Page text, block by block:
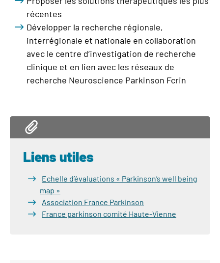
récentes
Développer la recherche régionale,
interrégionale et nationale en collaboration
avec le centre d’investigation de recherche
clinique et en lien avec les réseaux de
recherche Neuroscience Parkinson Fcrin
Liens utiles
Echelle d’évaluations « Parkinson’s well being
map »
Association France Parkinson
France parkinson comité Haute-Vienne